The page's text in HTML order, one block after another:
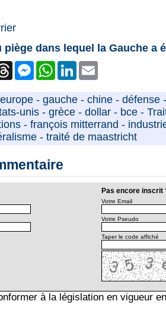
dans lequel la Gauche a
Threads MessengerWhatsAppLinkedIn
europe - gauche - chine - défense
unis - grèce - dollar - bce -
- françois mitterrand -
- traité de maastricht
Pas encore inscrit
Votre Email
Votre Pseudo
Taper le code affiché